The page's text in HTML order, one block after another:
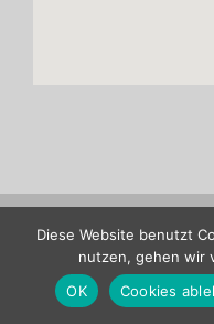
Diese Website benutzt
nutzen, gehen wir
OK
Cookies